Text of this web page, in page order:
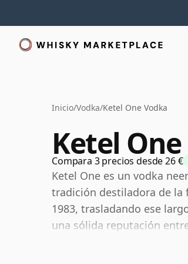
Inicio/Vodka/Ketel One Vodka
Ketel
Compara 3 precios desde 26 €
Ketel One es un vodka
tradición destiladora de la
1983, trasladando ese
una sólida reputación